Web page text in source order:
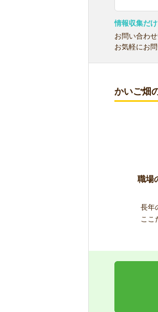
情報収集だ
お問い合わ
お気軽にお
かいご畑
職場
長年
ここ